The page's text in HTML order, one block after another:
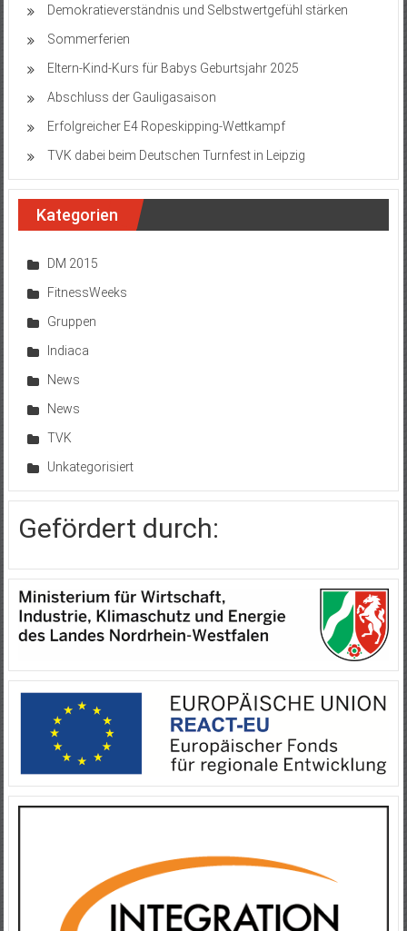
Demokratieverständnis und Selbstwertgefühl stärken
Sommerferien
Eltern-Kind-Kurs für Babys Geburtsjahr 2025
Abschluss der Gauligasaison
Erfolgreicher E4 Ropeskipping-Wettkampf
TVK dabei beim Deutschen Turnfest in Leipzig
Kategorien
DM 2015
FitnessWeeks
Gruppen
Indiaca
News
News
TVK
Unkategorisiert
Gefördert durch: